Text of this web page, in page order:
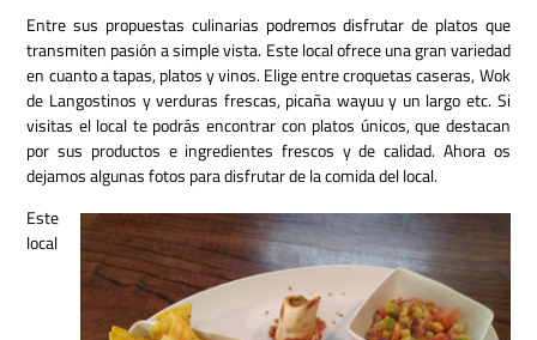
Entre sus propuestas culinarias podremos disfrutar de platos que
transmiten pasión a simple vista. Este local ofrece una gran variedad
en cuanto a tapas, platos y vinos. Elige entre croquetas caseras, Wok
de Langostinos y verduras frescas, picaña wayuu y un largo etc. Si
visitas el local te podrás encontrar con platos únicos, que destacan
por sus productos e ingredientes frescos y de calidad. Ahora os
dejamos algunas fotos para disfrutar de la comida del local.
Este
local